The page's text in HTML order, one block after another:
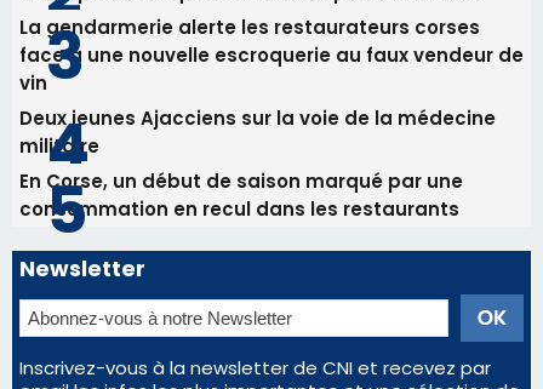
Les plus lus
Satine Nomary est la nouvelle Miss Corse 2026
Éclipse du 12 août : la Corse aux premières loges
d'un spectacle qui ne reviendra pas avant 2081
La gendarmerie alerte les restaurateurs corses
face à une nouvelle escroquerie au faux vendeur de
vin
Deux jeunes Ajacciens sur la voie de la médecine
militaire